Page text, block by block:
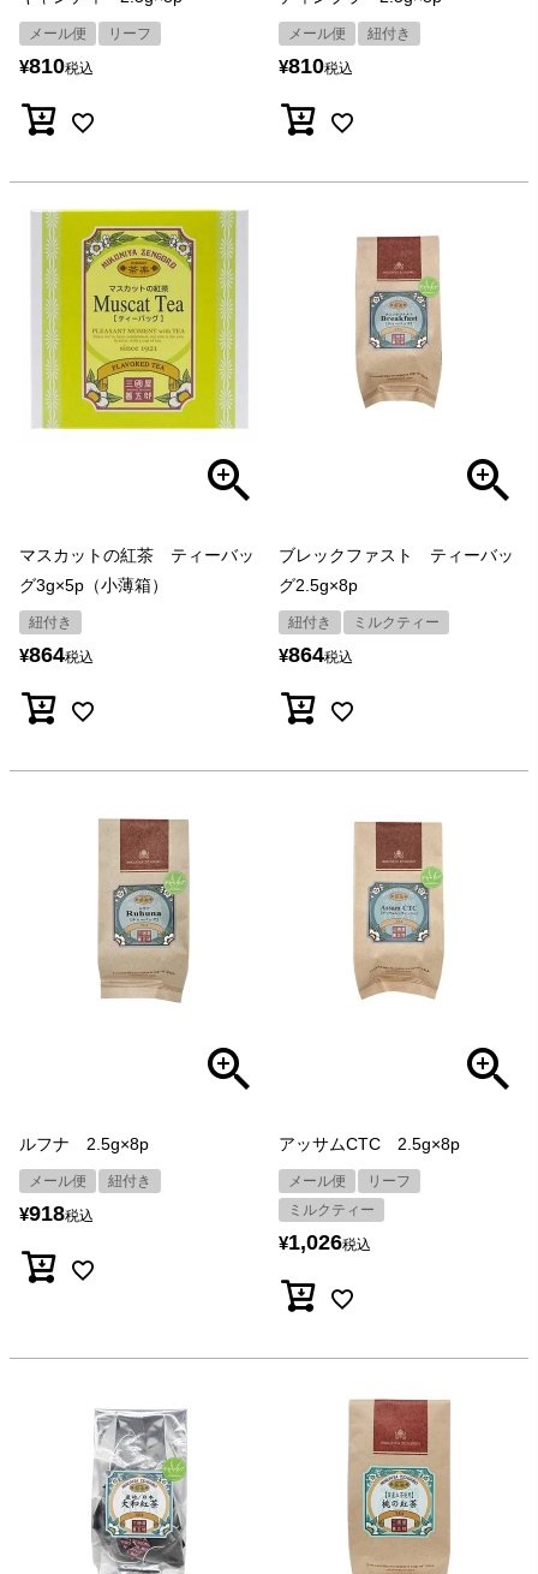
メール便 リーフ
¥810税込
メール便 紐付き
¥810税込
マスカットの紅茶 ティーバッ
グ3g×5p（小薄箱）
紐付き
¥864税込
ブレックファスト ティーバッ
グ2.5g×8p
紐付き ミルクティー
¥864税込
ルフナ 2.5g×8p
メール便 紐付き
¥918税込
アッサムCTC 2.5g×8p
メール便
リーフ
ミルクティー
¥1,026税込